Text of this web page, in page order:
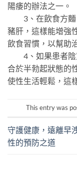
陽痿的辦法之一。
3、在飲食方麵
豬肝，這樣能增強
飲食習慣，以幫助
4、如果患者陰
合於半勃起狀態的
使性生活輕鬆，這
This entry was
守護健康，遠離早
性的預防之道